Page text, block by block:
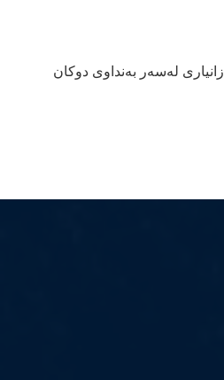
زانیاری لەسەر بەنداوی دوكان